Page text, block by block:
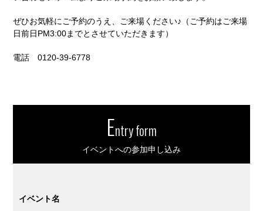
ぜひお気軽にご予約のうえ、ご来場ください♪（ご予約はご来場
日前日PM3:00までとさせていただきます）
電話 0120-39-6778
Entry form
イベントへの参加申し込み
イベント名